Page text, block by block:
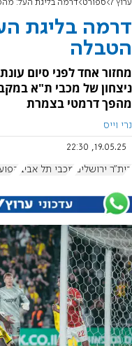
ערוץ 7 ספורט דרמה בליגת העל:
דרמה בליגת
הטבלה
ניצחון של מכבי ת"א
מהפך דרמטי בצמרת
נרי וייס
19.05.25, 22:30
בית"ר ירושלים מכבי תל אביב